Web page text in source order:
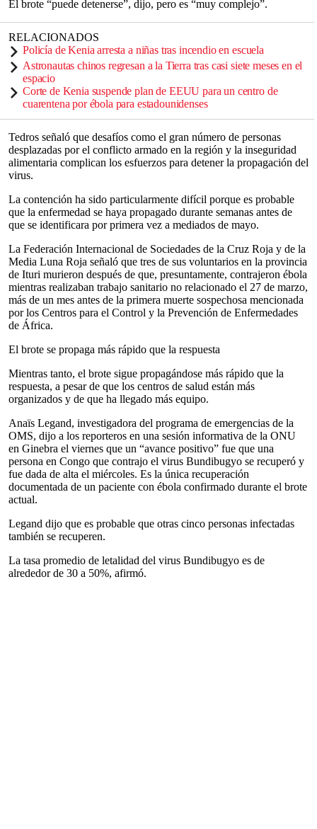
El brote “puede detenerse”, dijo, pero es “muy complejo”.
RELACIONADOS
Policía de Kenia arresta a niñas tras incendio en escuela
Astronautas chinos regresan a la Tierra tras casi siete meses en el
espacio
Corte de Kenia suspende plan de EEUU para un centro de
cuarentena por ébola para estadounidenses
Tedros señaló que desafíos como el gran número de personas
desplazadas por el conflicto armado en la región y la inseguridad
alimentaria complican los esfuerzos para detener la propagación del
virus.
La contención ha sido particularmente difícil porque es probable
que la enfermedad se haya propagado durante semanas antes de
que se identificara por primera vez a mediados de mayo.
La Federación Internacional de Sociedades de la Cruz Roja y de la
Media Luna Roja señaló que tres de sus voluntarios en la provincia
de Ituri murieron después de que, presuntamente, contrajeron ébola
mientras realizaban trabajo sanitario no relacionado el 27 de marzo,
más de un mes antes de la primera muerte sospechosa mencionada
por los Centros para el Control y la Prevención de Enfermedades
de África.
El brote se propaga más rápido que la respuesta
Mientras tanto, el brote sigue propagándose más rápido que la
respuesta, a pesar de que los centros de salud están más
organizados y de que ha llegado más equipo.
Anaïs Legand, investigadora del programa de emergencias de la
OMS, dijo a los reporteros en una sesión informativa de la ONU
en Ginebra el viernes que un “avance positivo” fue que una
persona en Congo que contrajo el virus Bundibugyo se recuperó y
fue dada de alta el miércoles. Es la única recuperación
documentada de un paciente con ébola confirmado durante el brote
actual.
Legand dijo que es probable que otras cinco personas infectadas
también se recuperen.
La tasa promedio de letalidad del virus Bundibugyo es de
alrededor de 30 a 50%, afirmó.